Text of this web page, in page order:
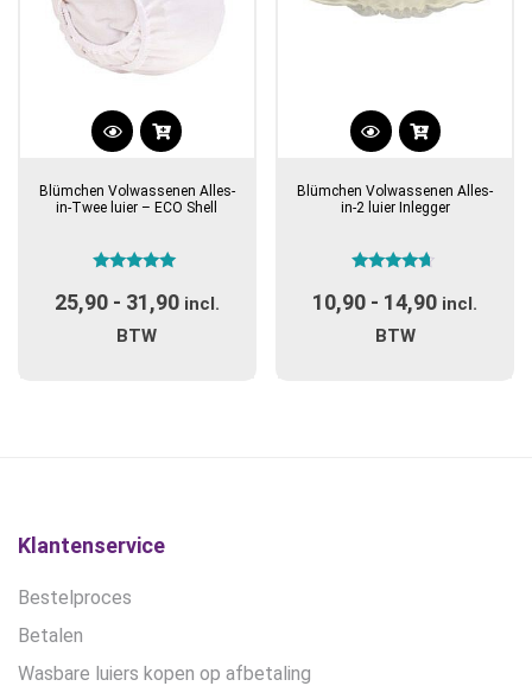
Dit
heeft
variaties.
optie
kan
Blümchen Volwassenen Alles-
in-Twee luier – ECO Shell
5.00
uit 5
25,90 - 31,90Prijsklasse:
incl.
BTW
Dit
heeft
variaties.
optie
kan
Blümchen Volwassenen Alles-
in-2 luier Inlegger
4.50
uit 5
10,90 - 14,90 incl.
BTW
Klantenservice
Bestelproces
Betalen
Wasbare luiers kopen op afbetaling